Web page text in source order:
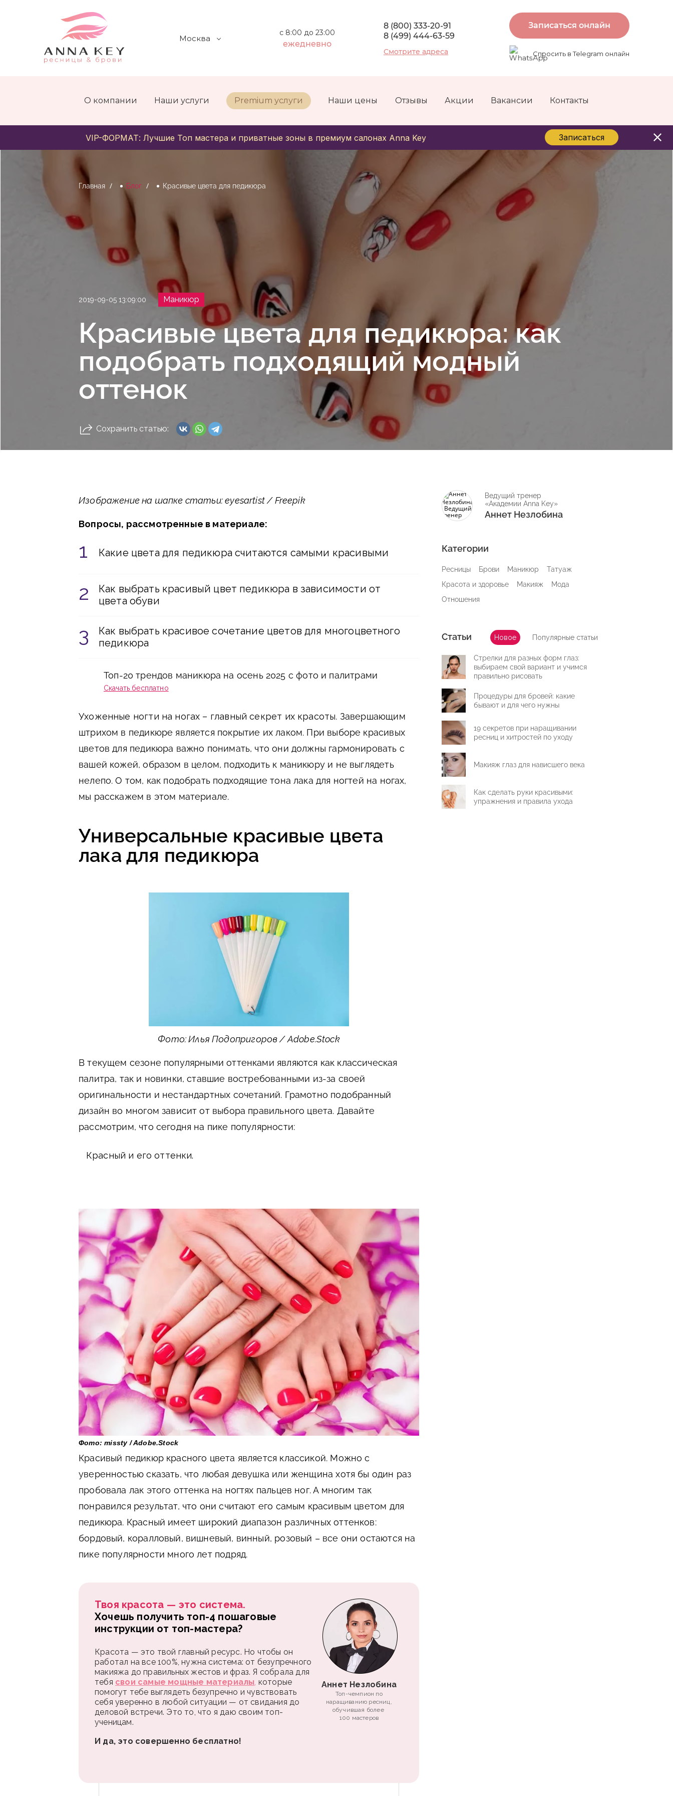
Москва
с 8:00 до 23:00
ежедневно
8 (800) 333-20-91
8 (499) 444-63-59
Смотрите адреса
Записаться онлайн
Спросить в Telegram онлайн
О компании Наши услуги Premium услуги Наши цены Отзывы Акции Вакансии Контакты
Главная Блог Красивые цвета для педикюра
2019-09-05 13:09:00 Маникюр
Красивые цвета для педикюра: как
подобрать подходящий модный
оттенок
Сохранить статью:
Изображение на шапке статьи: eyesartist / Freepik
Вопросы, рассмотренные в материале:
Какие цвета для педикюра считаются самыми красивыми
Как выбрать красивый цвет педикюра в зависимости от
цвета обуви
Как выбрать красивое сочетание цветов для многоцветного
педикюра
Топ-20 трендов маникюра на осень 2025 с фото и палитрами
Скачать бесплатно
Ухоженные ногти на ногах – главный секрет их красоты. Завершающим
штрихом в педикюре является покрытие их лаком. При выборе красивых
цветов для педикюра важно понимать, что они должны гармонировать с
вашей кожей, образом в целом, подходить к маникюру и не выглядеть
нелепо. О том, как подобрать подходящие тона лака для ногтей на ногах,
мы расскажем в этом материале.
Универсальные красивые цвета
лака для педикюра
Фото: Илья Подопригоров / Adobe.Stock
В текущем сезоне популярными оттенками являются как классическая
палитра, так и новинки, ставшие востребованными из-за своей
оригинальности и нестандартных сочетаний. Грамотно подобранный
дизайн во многом зависит от выбора правильного цвета. Давайте
рассмотрим, что сегодня на пике популярности:
Красный и его оттенки.
Фото: missty / Adobe.Stock
Красивый педикюр красного цвета является классикой. Можно с
уверенностью сказать, что любая девушка или женщина хотя бы один раз
пробовала лак этого оттенка на ногтях пальцев ног. А многим так
понравился результат, что они считают его самым красивым цветом для
педикюра. Красный имеет широкий диапазон различных оттенков:
бордовый, коралловый, вишневый, винный, розовый – все они остаются на
пике популярности много лет подряд.
Твоя красота — это система.
Хочешь получить топ-4 пошаговые
инструкции от топ-мастера?
Красота — это твой главный ресурс. Но чтобы он
работал на все 100%, нужна система: от безупречного
макияжа до правильных жестов и фраз. Я собрала для
тебя свои самые мощные материалы которые
помогут тебе выглядеть безупречно и чувствовать
себя уверенно в любой ситуации — от свидания до
деловой встречи. Это то, что я даю своим топ-
ученицам.
И да, это совершенно бесплатно!
Аннет Незлобина
Топ-чемпион по
наращиванию ресниц,
обучившая более
100 мастеров
Ведущий тренер
«Академии Anna Key»
Аннет Незлобина
Категории
Ресницы Брови Маникюр
Татуаж
Красота и здоровье
Макияж
Мода
Отношения
Статьи Новое Популярные статьи
Стрелки для разных форм глаз:
выбираем свой вариант и учимся
правильно рисовать
Процедуры для бровей: какие
бывают и для чего нужны
19 секретов при наращивании
ресниц и хитростей по уходу
Макияж глаз для нависшего века
Как сделать руки красивыми:
упражнения и правила ухода
VIP-ФОРМАТ: Лучшие Топ мастера и приватные зоны в премиум салонах Anna Key Записаться